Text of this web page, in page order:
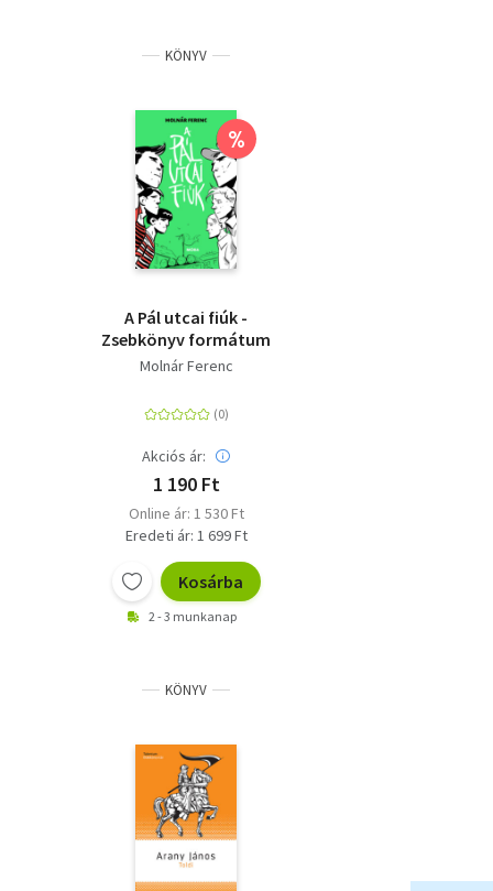
KÖNYV
%
A Pál utcai fiúk -
Zsebkönyv formátum
Molnár Ferenc
Akciós ár:
1 190 Ft
Online ár: 1 530 Ft
Eredeti ár: 1 699 Ft
Kosárba
2 - 3 munkanap
KÖNYV